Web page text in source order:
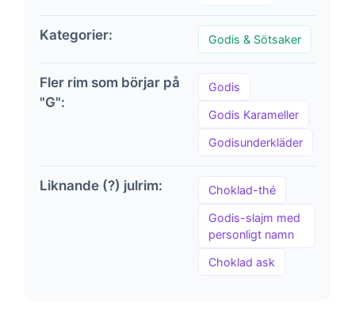
Kategorier: Godis & Sötsaker
Fler rim som börjar på
"G":
Godis
Godis Karameller
Godisunderkläder
Liknande (?) julrim: Choklad-thé
Godis-slajm med
personligt namn
Choklad ask